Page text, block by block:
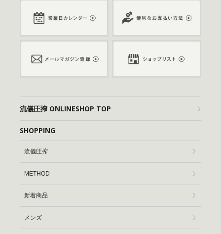
流儀圧搾 ONLINESHOP TOP
SHOPPING
流儀圧搾
METHOD
新着商品
メンズ